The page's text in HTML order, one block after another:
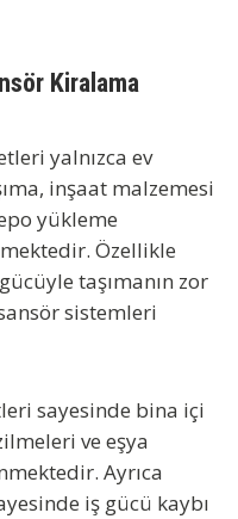
Kiralama
yalnızca ev
inşaat malzemesi
yükleme
Özellikle
taşımanın zor
sistemleri
sayesinde bina içi
ve eşya
Ayrıca
iş gücü kaybı